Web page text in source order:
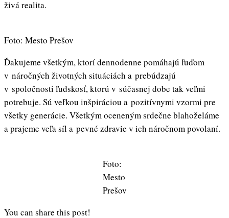
živá realita.
Foto: Mesto Prešov
Ďakujeme všetkým, ktorí dennodenne pomáhajú ľuďom
v náročných životných situáciách a prebúdzajú
v spoločnosti ľudskosť, ktorú v súčasnej dobe tak veľmi
potrebuje. Sú veľkou inšpiráciou a pozitívnymi vzormi pre
všetky generácie. Všetkým oceneným srdečne blahoželáme
a prajeme veľa síl a pevné zdravie v ich náročnom povolaní.
Foto:
Mesto
Prešov
You can share this post!